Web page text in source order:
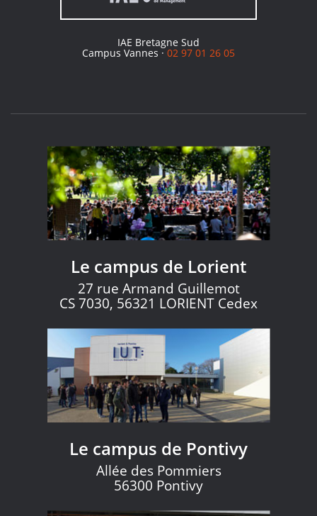
IAE Bretagne Sud
Campus Vannes ·02 97 01 26 05
Le campus de Lorient
27 rue Armand Guillemot
CS 7030, 56321 LORIENT Cedex
Le campus de Pontivy
Allée des Pommiers
56300 Pontivy